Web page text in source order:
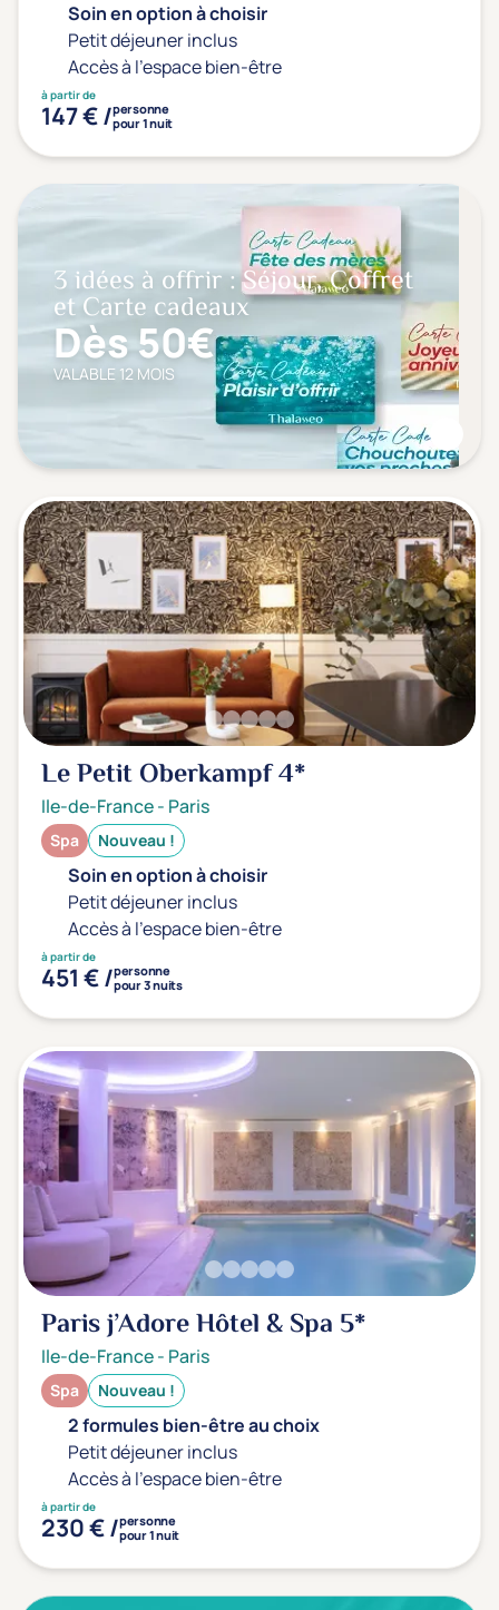
Soin en option à choisir
Petit déjeuner inclus
Accès à l'espace bien-être
à partir de
147 € /personne
pour 1 nuit
3 idées à offrir : Séjour, Coffret
et Carte cadeaux
Dès 50€
VALABLE 12 MOIS
Le Petit Oberkampf4*
Ile-de-France- Paris
Spa Nouveau !
Soin en option à choisir
Petit déjeuner inclus
Accès à l'espace bien-être
à partir de
451 € /personne
pour 3 nuits
Paris j’Adore Hôtel & Spa 5*
Ile-de-France- Paris
Spa Nouveau !
2 formules bien-être au choix
Petit déjeuner inclus
Accès à l'espace bien-être
à partir de
230 € /personne
pour 1 nuit